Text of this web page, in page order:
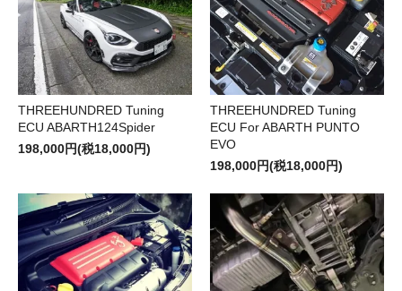
THREEHUNDRED Tuning
ECU ABARTH124Spider
198,000円(税18,000円)
THREEHUNDRED Tuning
ECU For ABARTH PUNTO
EVO
198,000円(税18,000円)